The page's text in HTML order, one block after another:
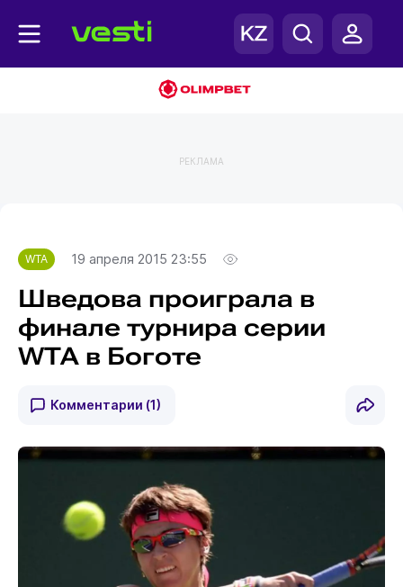
РЕКЛАМА
WTA 19 апреля 2015 23:55
Шведова проиграла в
финале турнира серии
WTA в Боготе
Комментарии (1)